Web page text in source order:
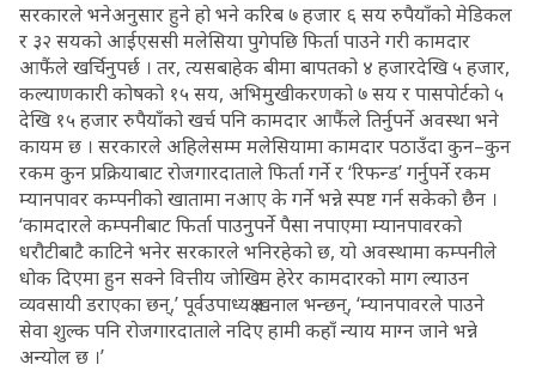
सरकारले भनेअनुसार हुने हो भने करिब ७ हजार ६ सय रुपैयाँको मेडिकल
र ३२ सयको आईएससी मलेसिया पुगेपछि फिर्ता पाउने गरी कामदार
आफैंले खर्चिनुपर्छ । तर, त्यसबाहेक बीमा बापतको ४ हजारदेखि ५ हजार,
कल्याणकारी कोषको १५ सय, अभिमुखीकरणको ७ सय र पासपोर्टको ५
देखि १५ हजार रुपैयाँको खर्च पनि कामदार आफैंले तिर्नुपर्ने अवस्था भने
कायम छ । सरकारले अहिलेसम्म मलेसियामा कामदार पठाउँदा कुन–कुन
रकम कुन प्रक्रियाबाट रोजगारदाताले फिर्ता गर्ने र ‘रिफन्ड’ गर्नुपर्ने रकम
म्यानपावर कम्पनीको खातामा नआए के गर्ने भन्ने स्पष्ट गर्न सकेको छैन ।
‘कामदारले कम्पनीबाट फिर्ता पाउनुपर्ने पैसा नपाएमा म्यानपावरको
धरौटीबाटै काटिने भनेर सरकारले भनिरहेको छ, यो अवस्थामा कम्पनीले
धोक दिएमा हुन सक्ने वित्तीय जोखिम हेरेर कामदारको माग ल्याउन
व्यवसायी डराएका छन्,’ पूर्वउपाध्यक्ष खनाल भन्छन्, ‘म्यानपावरले पाउने
सेवा शुल्क पनि रोजगारदाताले नदिए हामी कहाँ न्याय माग्न जाने भन्ने
अन्योल छ ।’